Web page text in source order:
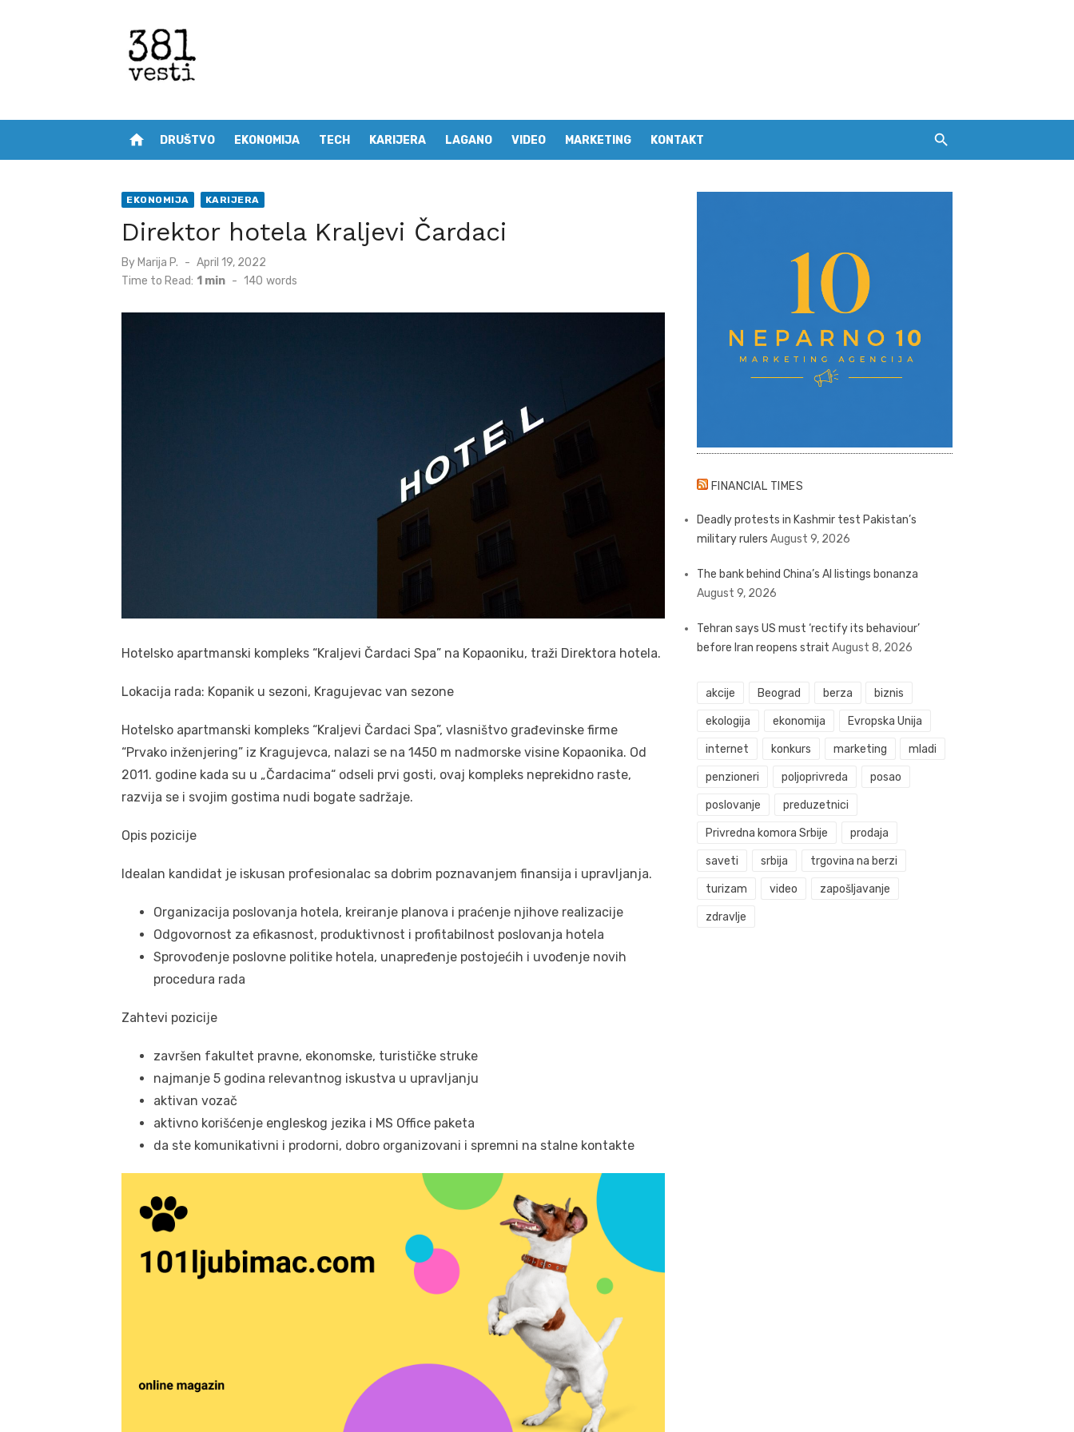
home DRUŠTVO EKONOMIJA TECH KARIJERA LAGANO VIDEO MARKETING KONTAKT
EKONOMIJA KARIJERA
Direktor hotela Kraljevi Čardaci
By Marija P.
Posted
on
April 19, 2022
Time to Read: 1 min - 140 words
Hotelsko apartmanski kompleks “Kraljevi Čardaci Spa” na Kopaoniku, traži Direktora hotela.
Lokacija rada: Kopanik u sezoni, Kragujevac van sezone
Hotelsko apartmanski kompleks “Kraljevi Čardaci Spa”, vlasništvo građevinske firme
“Prvako inženjering” iz Kragujevca, nalazi se na 1450 m nadmorske visine Kopaonika. Od
2011. godine kada su u „Čardacima“ odseli prvi gosti, ovaj kompleks neprekidno raste,
razvija se i svojim gostima nudi bogate sadržaje.
Opis pozicije
Idealan kandidat je iskusan profesionalac sa dobrim poznavanjem finansija i upravljanja.
Organizacija poslovanja hotela, kreiranje planova i praćenje njihove realizacije
Odgovornost za efikasnost, produktivnost i profitabilnost poslovanja hotela
Sprovođenje poslovne politike hotela, unapređenje postojećih i uvođenje novih
procedura rada
Zahtevi pozicije
završen fakultet pravne, ekonomske, turističke struke
najmanje 5 godina relevantnog iskustva u upravljanju
aktivan vozač
aktivno korišćenje engleskog jezika i MS Office paketa
da ste komunikativni i prodorni, dobro organizovani i spremni na stalne kontakte
FINANCIAL TIMES
Deadly protests in Kashmir test Pakistan’s
military rulers August 9, 2026
The bank behind China’s AI listings bonanza
August 9, 2026
Tehran says US must ‘rectify its behaviour’
before Iran reopens strait August 8, 2026
akcije Beograd berza biznis
ekologija ekonomija Evropska Unija
internet konkurs marketing mladi
penzioneri poljoprivreda posao
poslovanje preduzetnici
Privredna komora Srbije prodaja
saveti srbija trgovina na berzi
turizam video zapošljavanje
zdravlje